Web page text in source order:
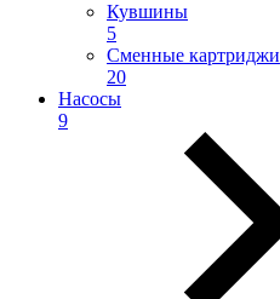
Кувшины
5
Сменные картриджи
20
Насосы
9